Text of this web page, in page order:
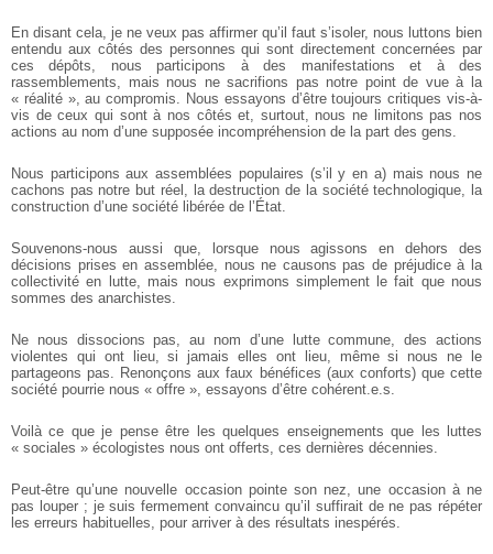
En disant cela, je ne veux pas affirmer qu’il faut s’isoler, nous luttons bien
entendu aux côtés des personnes qui sont directement concernées par
ces dépôts, nous participons à des manifestations et à des
rassemblements, mais nous ne sacrifions pas notre point de vue à la
« réalité », au compromis. Nous essayons d’être toujours critiques vis-à-
vis de ceux qui sont à nos côtés et, surtout, nous ne limitons pas nos
actions au nom d’une supposée incompréhension de la part des gens.
Nous participons aux assemblées populaires (s’il y en a) mais nous ne
cachons pas notre but réel, la destruction de la société technologique, la
construction d’une société libérée de l’État.
Souvenons-nous aussi que, lorsque nous agissons en dehors des
décisions prises en assemblée, nous ne causons pas de préjudice à la
collectivité en lutte, mais nous exprimons simplement le fait que nous
sommes des anarchistes.
Ne nous dissocions pas, au nom d’une lutte commune, des actions
violentes qui ont lieu, si jamais elles ont lieu, même si nous ne le
partageons pas. Renonçons aux faux bénéfices (aux conforts) que cette
société pourrie nous « offre », essayons d’être cohérent.e.s.
Voilà ce que je pense être les quelques enseignements que les luttes
« sociales » écologistes nous ont offerts, ces dernières décennies.
Peut-être qu’une nouvelle occasion pointe son nez, une occasion à ne
pas louper ; je suis fermement convaincu qu’il suffirait de ne pas répéter
les erreurs habituelles, pour arriver à des résultats inespérés.